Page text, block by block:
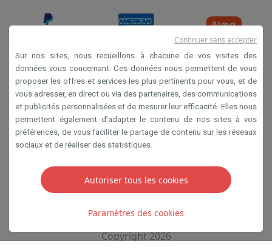
Conditions de vente
Privacy
Disclaimer
Cookies
SA HIFI international 2 Rue Läiteschbaach, 5324
Contern, G-D de Luxembourg - 00 128 297/101
TVA LU 190.388.17
Copyright 2026
Sur nos sites, nous recueillons à chacune de vos visites des
données vous concernant. Ces données nous permettent de vous
proposer les offres et services les plus pertinents pour vous, et de
vous adresser, en direct ou via des partenaires, des communications
et publicités personnalisées et de mesurer leur efficacité. Elles nous
permettent également d’adapter le contenu de nos sites à vos
préférences, de vous faciliter le partage de contenu sur les réseaux
sociaux et de réaliser des statistiques.
Autoriser tous les cookies
Paramètres des cookies
Continuer sans accepter